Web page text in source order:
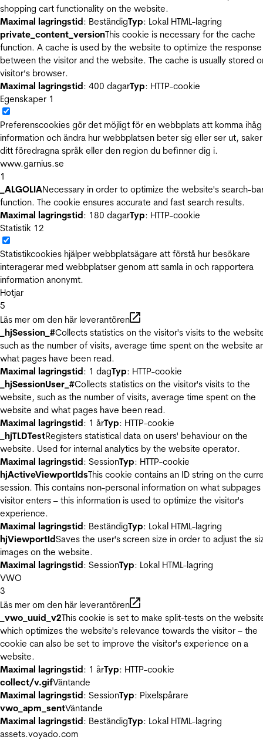
shopping cart functionality on the website.
Maximal lagringstid: BeständigTyp: Lokal HTML-lagring
private_content_versionThis cookie is necessary for the cache
function. A cache is used by the website to optimize the
between the visitor and the website. The cache is usually stored
visitor’s browser.
Maximal lagringstid: 400 dagarTyp: HTTP-cookie
Egenskaper 1
Preferenscookies gör det möjligt för en webbplats att komma ihåg
information och ändra hur webbplatsen beter sig eller ser ut,
ditt föredragna språk eller den region du befinner dig i.
www.garnius.se
1
_ALGOLIANecessary in order to optimize the website's search-
function. The cookie ensures accurate and fast search results.
Maximal lagringstid: 180 dagarTyp: HTTP-cookie
Statistik 12
Statistikcookies hjälper webbplatsägare att förstå hur besökare
interagerar med webbplatser genom att samla in och rapportera
information anonymt.
Hotjar
5
Läs mer om den här leverantören
_hjSession_#Collects statistics on the visitor's visits to the
such as the number of visits, average time spent on the website
what pages have been read.
Maximal lagringstid: 1 dagTyp: HTTP-cookie
_hjSessionUser_#Collects statistics on the visitor's visits to the
website, such as the number of visits, average time spent on the
website and what pages have been read.
Maximal lagringstid: 1 årTyp: HTTP-cookie
_hjTLDTestRegisters statistical data on users' behaviour on the
website. Used for internal analytics by the website operator.
Maximal lagringstid: SessionTyp: HTTP-cookie
hjActiveViewportIdsThis cookie contains an ID string on the
session. This contains non-personal information on what
visitor enters – this information is used to optimize the visitor's
experience.
Maximal lagringstid: BeständigTyp: Lokal HTML-lagring
hjViewportIdSaves the user's screen size in order to adjust the
images on the website.
Maximal lagringstid: SessionTyp: Lokal HTML-lagring
VWO
3
Läs mer om den här leverantören
_vwo_uuid_v2This cookie is set to make split-tests on the
which optimizes the website's relevance towards the visitor – the
cookie can also be set to improve the visitor's experience on a
website.
Maximal lagringstid: 1 årTyp: HTTP-cookie
collect/v.gifVäntande
Maximal lagringstid: SessionTyp: Pixelspårare
vwo_apm_sentVäntande
Maximal lagringstid: BeständigTyp: Lokal HTML-lagring
assets.voyado.com